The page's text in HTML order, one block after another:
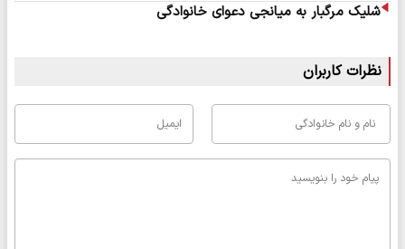
شلیک مرگبار به میانجی دعوای خانوادگی
نظرات کاربران